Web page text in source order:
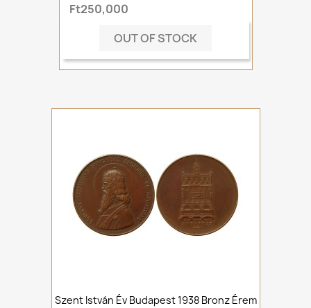
Ft250,000
OUT OF STOCK
Szent István Év Budapest 1938 Bronz Érem